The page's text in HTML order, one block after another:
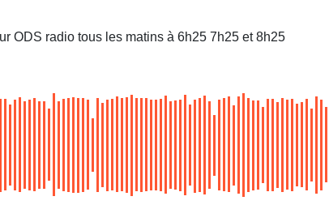
ODS radio tous les matins à 6h25 7h25 et 8h25